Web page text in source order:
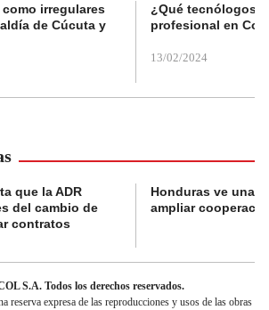
irregulares
de Cúcuta y
¿Qué tecnólogos
profesional en
13/02/2024
que la ADR
del cambio de
contratos
Honduras ve una
ampliar
S.A. Todos los derechos reservados.
reserva expresa de las reproducciones y usos de las obras